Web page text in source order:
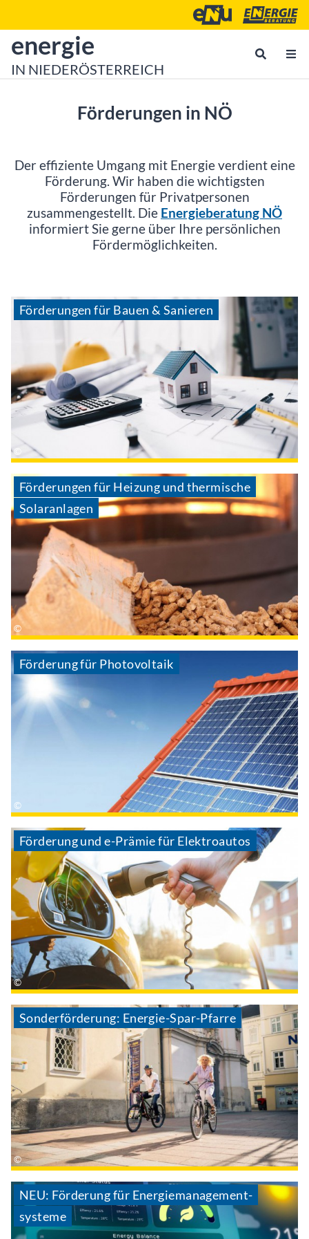
Energie- und
zur Startseite von
energie
IN NIEDERÖSTERREICH
Förderungen in NÖ
Der effiziente Umgang mit Energie verdient eine
Förderung. Wir haben die wichtigsten
Förderungen für Privatpersonen
zusammengestellt. Die Energieberatung NÖ
informiert Sie gerne über Ihre persönlichen
Fördermöglichkeiten.
Förderungen für Bauen & Sanieren
Förderungen für Heizung und thermische
Solaranlagen
Förderung für Photovoltaik
Förderung und e-Prämie für Elektroautos
Sonderförderung: Energie-Spar-Pfarre
NEU: Förderung für Energie­management­
systeme